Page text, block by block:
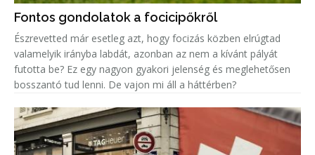
Fontos gondolatok a focicipőkről
Észrevetted már esetleg azt, hogy focizás közben elrúgtad
valamelyik irányba labdát, azonban az nem a kívánt pályát
futotta be? Ez egy nagyon gyakori jelenség és meglehetősen
bosszantó tud lenni. De vajon mi áll a háttérben?